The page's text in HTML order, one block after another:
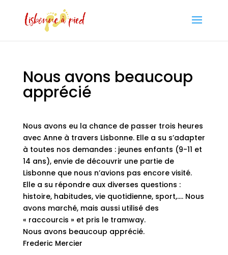
Nous avons beaucoup
apprécié
Nous avons eu la chance de passer trois heures
avec Anne à travers Lisbonne. Elle a su s’adapter
à toutes nos demandes : jeunes enfants (9-11 et
14 ans), envie de découvrir une partie de
Lisbonne que nous n’avions pas encore visité.
Elle a su répondre aux diverses questions :
histoire, habitudes, vie quotidienne, sport,…. Nous
avons marché, mais aussi utilisé des
« raccourcis » et pris le tramway.
Nous avons beaucoup apprécié.
Frederic Mercier